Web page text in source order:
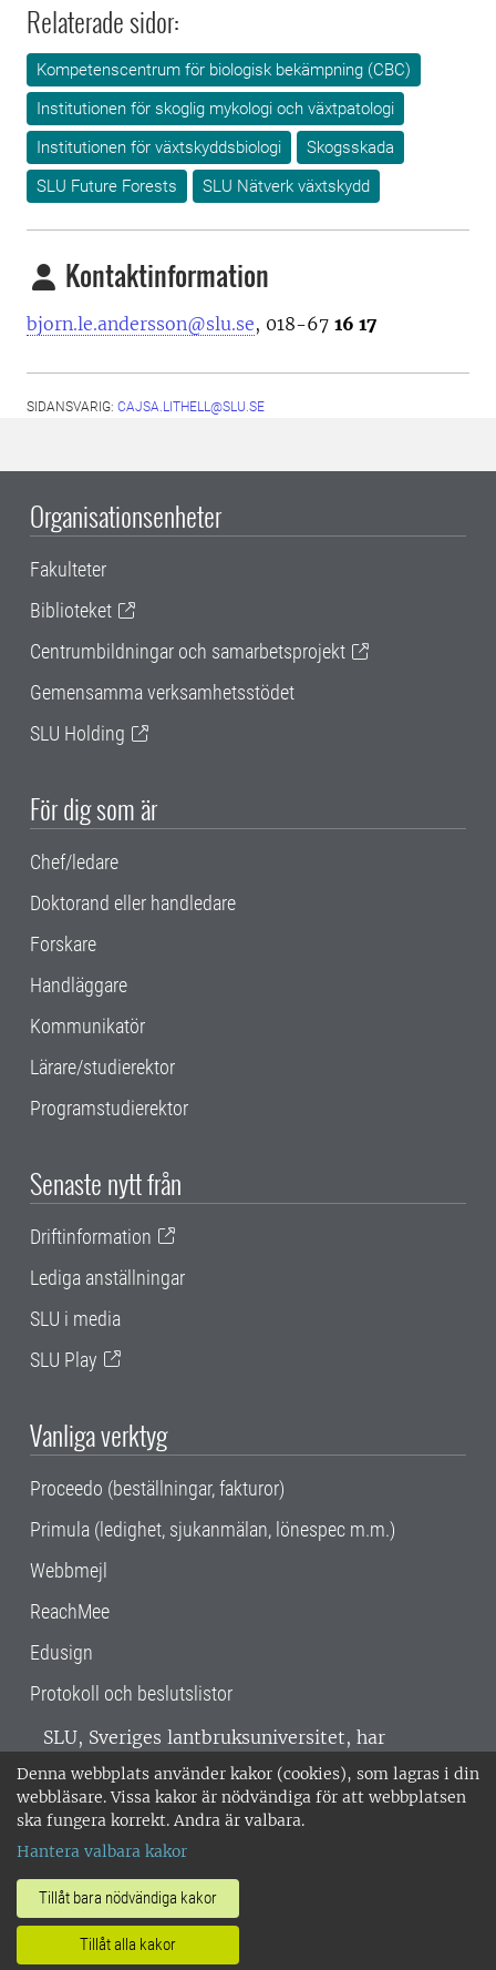
Denna webbplats använder kakor (cookies), som lagras i din
webbläsare. Vissa kakor är nödvändiga för att webbplatsen
ska fungera korrekt. Andra är valbara.
Hantera valbara kakor
Tillåt bara nödvändiga kakor
Tillåt alla kakor
Relaterade sidor:
Kompetenscentrum för biologisk bekämpning (CBC)
Institutionen för skoglig mykologi och växtpatologi
Institutionen för växtskyddsbiologi
Skogsskada
SLU Future Forests
SLU Nätverk växtskydd
Kontaktinformation
bjorn.le.andersson@slu.se, 018-67 16 17
SIDANSVARIG: CAJSA.LITHELL@SLU.SE
Organisationsenheter
Fakulteter
Biblioteket
Centrumbildningar och samarbetsprojekt
Gemensamma verksamhetsstödet
SLU Holding
För dig som är
Chef/ledare
Doktorand eller handledare
Forskare
Handläggare
Kommunikatör
Lärare/studierektor
Programstudierektor
Senaste nytt från
Driftinformation
Lediga anställningar
SLU i media
SLU Play
Vanliga verktyg
Proceedo (beställningar, fakturor)
Primula (ledighet, sjukanmälan, lönespec m.m.)
Webbmejl
ReachMee
Edusign
Protokoll och beslutslistor
SLU, Sveriges lantbruksuniversitet, har
verksamhet över hela Sverige. Huvudorter är
Alnarp, Uppsala och Umeå.SLU är
miljöcertifierat enligt ISO 14001. •
018-67 10 00 • Org nr: 202100-2817 •
Om SLU:s webbplatser
•Hantera kakor•Behandling av
personuppgifter